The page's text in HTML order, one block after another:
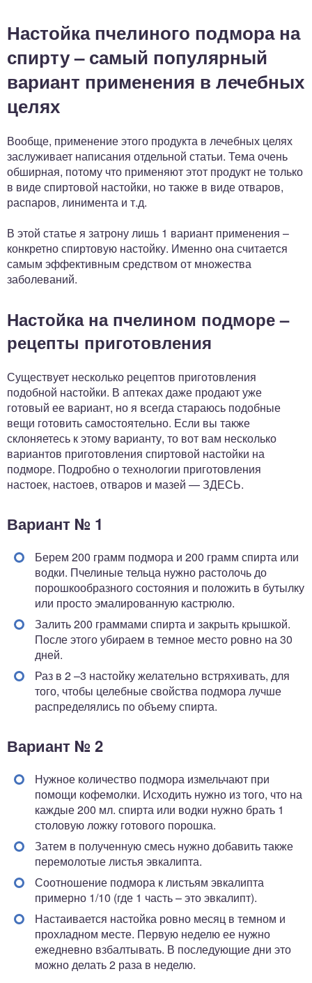
Настойка пчелиного подмора на
спирту – самый популярный
вариант применения в лечебных
целях
Вообще, применение этого продукта в лечебных целях
заслуживает написания отдельной статьи. Тема очень
обширная, потому что применяют этот продукт не только
в виде спиртовой настойки, но также в виде отваров,
распаров, линимента и т.д.
В этой статье я затрону лишь 1 вариант применения –
конкретно спиртовую настойку. Именно она считается
самым эффективным средством от множества
заболеваний.
Настойка на пчелином подморе –
рецепты приготовления
Существует несколько рецептов приготовления
подобной настойки. В аптеках даже продают уже
готовый ее вариант, но я всегда стараюсь подобные
вещи готовить самостоятельно. Если вы также
склоняетесь к этому варианту, то вот вам несколько
вариантов приготовления спиртовой настойки на
подморе. Подробно о технологии приготовления
настоек, настоев, отваров и мазей — ЗДЕСЬ.
Вариант № 1
Берем 200 грамм подмора и 200 грамм спирта или
водки. Пчелиные тельца нужно растолочь до
порошкообразного состояния и положить в бутылку
или просто эмалированную кастрюлю.
Залить 200 граммами спирта и закрыть крышкой.
После этого убираем в темное место ровно на 30
дней.
Раз в 2 –3 настойку желательно встряхивать, для
того, чтобы целебные свойства подмора лучше
распределялись по объему спирта.
Вариант № 2
Нужное количество подмора измельчают при
помощи кофемолки. Исходить нужно из того, что на
каждые 200 мл. спирта или водки нужно брать 1
столовую ложку готового порошка.
Затем в полученную смесь нужно добавить также
перемолотые листья эвкалипта.
Соотношение подмора к листьям эвкалипта
примерно 1/10 (где 1 часть – это эвкалипт).
Настаивается настойка ровно месяц в темном и
прохладном месте. Первую неделю ее нужно
ежедневно взбалтывать. В последующие дни это
можно делать 2 раза в неделю.